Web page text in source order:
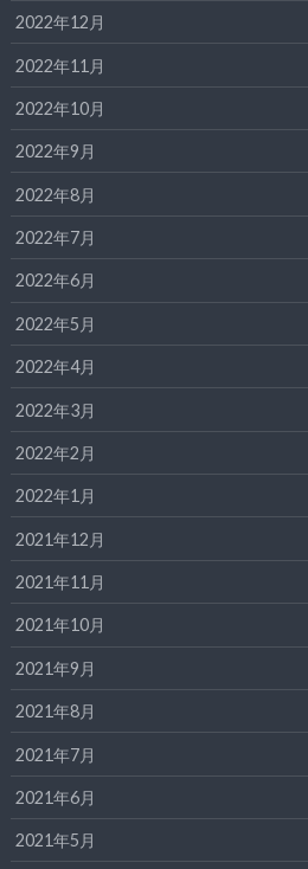
2022年12月
2022年11月
2022年10月
2022年9月
2022年8月
2022年7月
2022年6月
2022年5月
2022年4月
2022年3月
2022年2月
2022年1月
2021年12月
2021年11月
2021年10月
2021年9月
2021年8月
2021年7月
2021年6月
2021年5月